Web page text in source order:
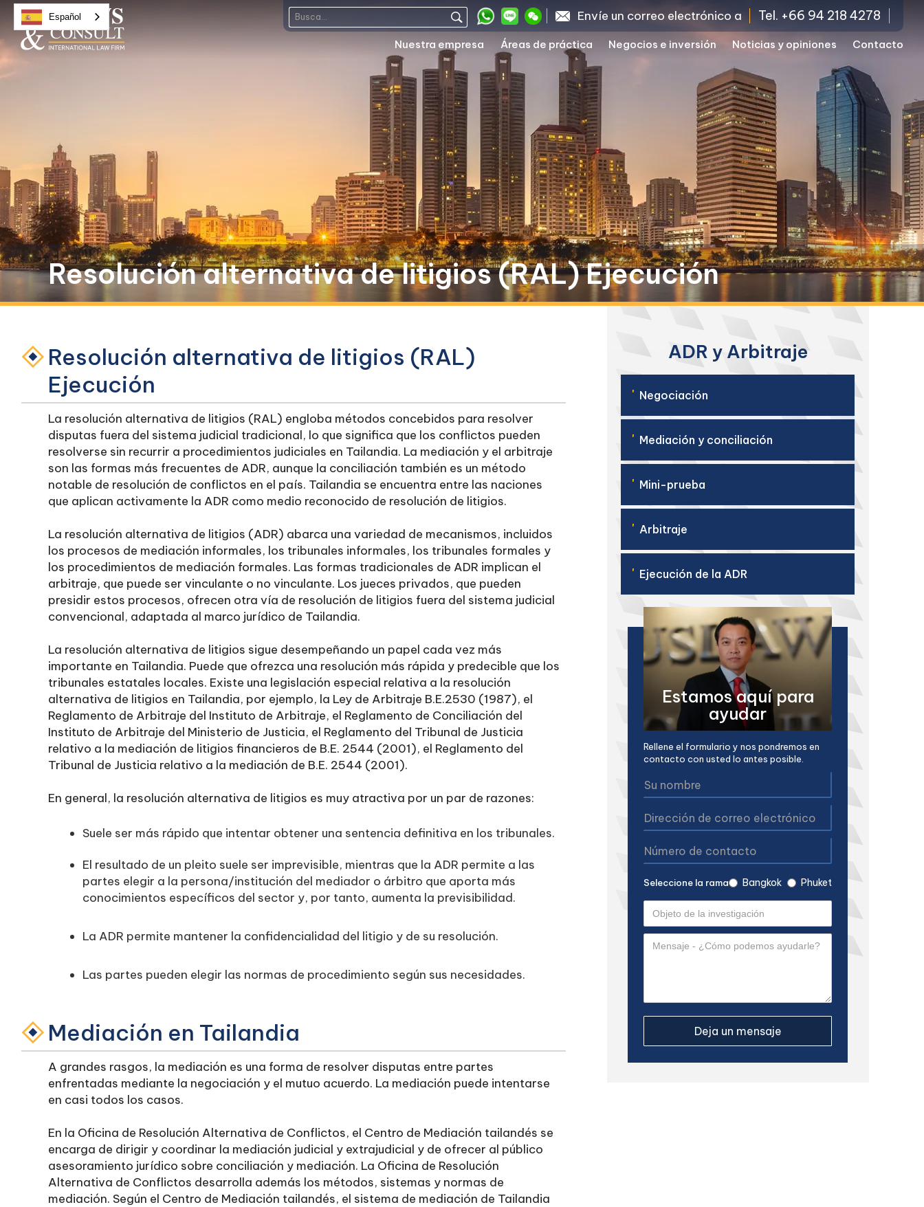
Envíe un correo electrónico a Tel. +66 94 218 4278
Nuestra empresa Áreas de práctica Negocios e inversión Noticias y opiniones Contacto
Resolución alternativa de litigios (RAL) Ejecución
Resolución alternativa de litigios (RAL)
Ejecución
La resolución alternativa de litigios (RAL) engloba métodos concebidos para resolver
disputas fuera del sistema judicial tradicional, lo que significa que los conflictos pueden
resolverse sin recurrir a procedimientos judiciales en Tailandia. La mediación y el arbitraje
son las formas más frecuentes de ADR, aunque la conciliación también es un método
notable de resolución de conflictos en el país. Tailandia se encuentra entre las naciones
que aplican activamente la ADR como medio reconocido de resolución de litigios.
La resolución alternativa de litigios (ADR) abarca una variedad de mecanismos, incluidos
los procesos de mediación informales, los tribunales informales, los tribunales formales y
los procedimientos de mediación formales. Las formas tradicionales de ADR implican el
arbitraje, que puede ser vinculante o no vinculante. Los jueces privados, que pueden
presidir estos procesos, ofrecen otra vía de resolución de litigios fuera del sistema judicial
convencional, adaptada al marco jurídico de Tailandia.
La resolución alternativa de litigios sigue desempeñando un papel cada vez más
importante en Tailandia. Puede que ofrezca una resolución más rápida y predecible que los
tribunales estatales locales. Existe una legislación especial relativa a la resolución
alternativa de litigios en Tailandia, por ejemplo, la Ley de Arbitraje B.E.2530 (1987), el
Reglamento de Arbitraje del Instituto de Arbitraje, el Reglamento de Conciliación del
Instituto de Arbitraje del Ministerio de Justicia, el Reglamento del Tribunal de Justicia
relativo a la mediación de litigios financieros de B.E. 2544 (2001), el Reglamento del
Tribunal de Justicia relativo a la mediación de B.E. 2544 (2001).
En general, la resolución alternativa de litigios es muy atractiva por un par de razones:
Suele ser más rápido que intentar obtener una sentencia definitiva en los tribunales.
El resultado de un pleito suele ser imprevisible, mientras que la ADR permite a las
partes elegir a la persona/institución del mediador o árbitro que aporta más
conocimientos específicos del sector y, por tanto, aumenta la previsibilidad.
La ADR permite mantener la confidencialidad del litigio y de su resolución.
Las partes pueden elegir las normas de procedimiento según sus necesidades.
Mediación en Tailandia
A grandes rasgos, la mediación es una forma de resolver disputas entre partes
enfrentadas mediante la negociación y el mutuo acuerdo. La mediación puede intentarse
en casi todos los casos.
En la Oficina de Resolución Alternativa de Conflictos, el Centro de Mediación tailandés se
encarga de dirigir y coordinar la mediación judicial y extrajudicial y de ofrecer al público
asesoramiento jurídico sobre conciliación y mediación. La Oficina de Resolución
Alternativa de Conflictos desarrolla además los métodos, sistemas y normas de
mediación. Según el Centro de Mediación tailandés, el sistema de mediación de Tailandia
ADR y Arbitraje
' Negociación
' Mediación y conciliación
' Mini-prueba
' Arbitraje
' Ejecución de la ADR
Estamos aquí para
ayudar
Rellene el formulario y nos pondremos en
contacto con usted lo antes posible.
Seleccione la rama Bangkok Phuket
Español